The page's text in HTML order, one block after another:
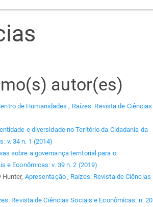
autor(es)
de Humanidades , Raízes: Revista de Ciências
e diversidade no Teritório da Cidadania da
v. 34 n. 1 (2014)
sobre a governança territorial para o
e Econômicas: v. 39 n. 2 (2019)
Apresentação , Raízes: Revista de Ciências
Revista de Ciências Sociais e Econômicas: n. 20